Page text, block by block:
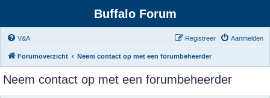
Buffalo Forum
V&A Aanmelden
Registreer
Forumoverzicht Neem contact op met een forumbeheerder
Neem contact op met een forumbeheerder